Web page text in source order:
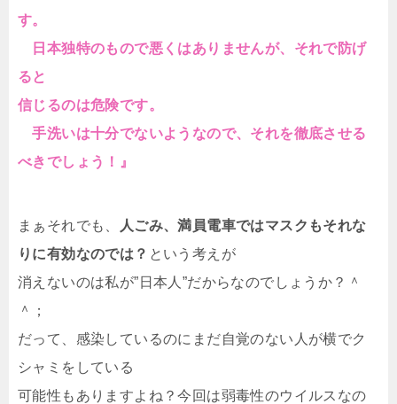
す。
日本独特のもので悪くはありませんが、それで防げ
ると
信じるのは危険です。
手洗いは十分でないようなので、それを徹底させる
べきでしょう！』
まぁそれでも、
人ごみ、満員電車ではマスクもそれな
りに有効なのでは？ という考えが
消えないのは私が”日本人”だからなのでしょうか？＾
＾；
だって、感染しているのにまだ自覚のない人が横でク
シャミをしている
可能性もありますよね？今回は弱毒性のウイルスなの